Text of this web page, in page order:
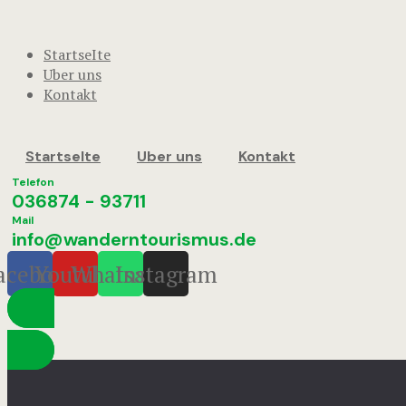
StartseIte
Uber uns
Kontakt
StartseIte Uber uns Kontakt
Telefon
036874 - 93711
Mail
info@wanderntourismus.de
Youtube
Whatsapp
Instagram